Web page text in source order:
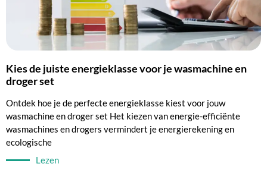
Kies de juiste energieklasse voor je wasmachine en
droger set
Ontdek hoe je de perfecte energieklasse kiest voor jouw
wasmachine en droger set Het kiezen van energie-efficiënte
wasmachines en drogers vermindert je energierekening en
ecologische
Lezen